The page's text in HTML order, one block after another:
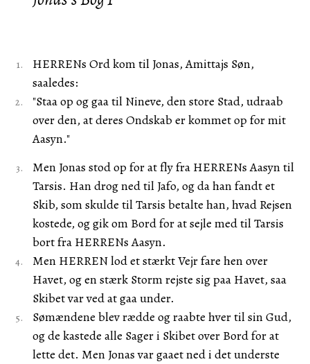
HERRENs Ord kom til Jonas, Amittajs Søn,
saaledes:
"Staa op og gaa til Nineve, den store Stad, udraab
over den, at deres Ondskab er kommet op for mit
Aasyn."
Men Jonas stod op for at fly fra HERRENs Aasyn til
Tarsis. Han drog ned til Jafo, og da han fandt et
Skib, som skulde til Tarsis betalte han, hvad Rejsen
kostede, og gik om Bord for at sejle med til Tarsis
bort fra HERRENs Aasyn.
Men HERREN lod et stærkt Vejr fare hen over
Havet, og en stærk Storm rejste sig paa Havet, saa
Skibet var ved at gaa under.
Sømændene blev rædde og raabte hver til sin Gud,
og de kastede alle Sager i Skibet over Bord for at
lette det. Men Jonas var gaaet ned i det underste